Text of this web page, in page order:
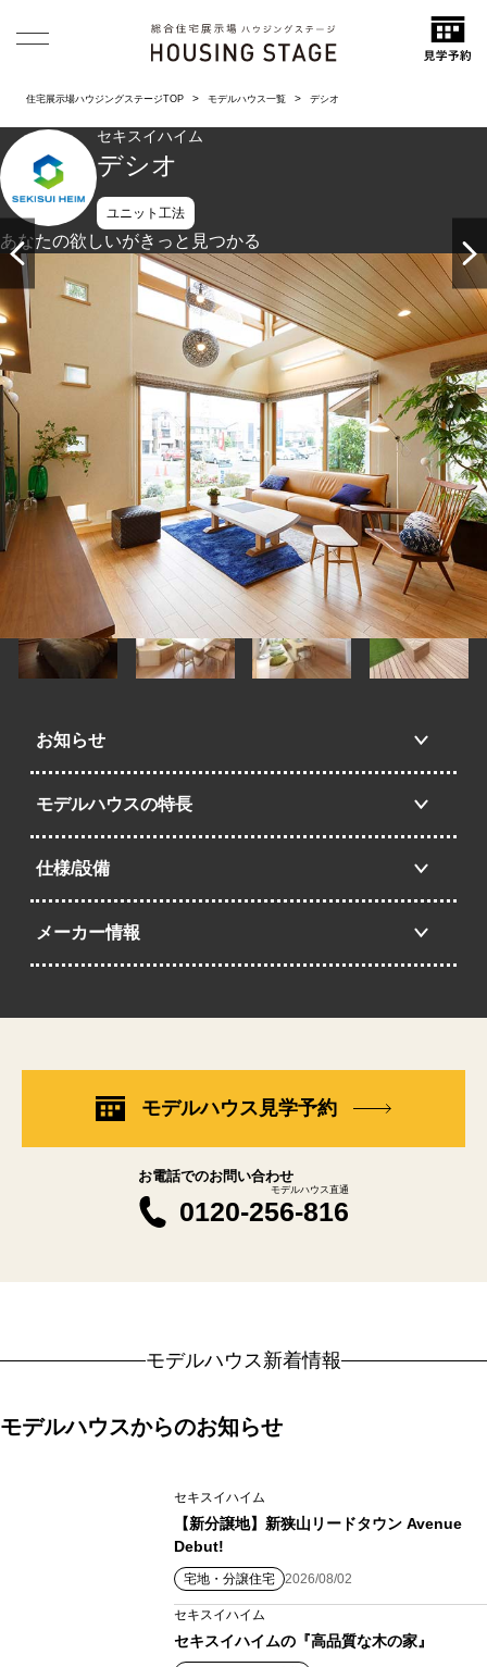
住宅展示場ハウジングステージTOP モデルハウス一覧 デシオ
セキスイハイム
デシオ
ユニット工法
あなたの欲しいがきっと見つかる
開放感あふれる吹き抜けと和の趣を感じさせる落ち着いた空
間。～その①～
お知らせ
モデルハウスの特長
仕様/設備
メーカー情報
モデルハウス見学予約
お電話でのお問い合わせ
0120-256-816
モデルハウス直通
モデルハウス新着情報
モデルハウスからのお知らせ
セキスイハイム
【新分譲地】新狭山リードタウン Avenue
Debut!
宅地・分譲住宅 2026/08/02
セキスイハイム
セキスイハイムの『高品質な木の家』